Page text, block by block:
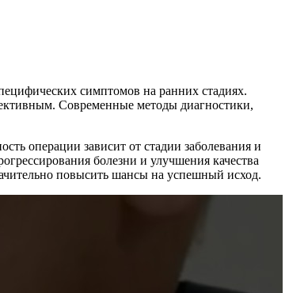
симптомов на ранних стадиях.
Современные методы диагностики,
операции зависит от стадии заболевания и
болезни и улучшения качества
повысить шансы на успешный исход.